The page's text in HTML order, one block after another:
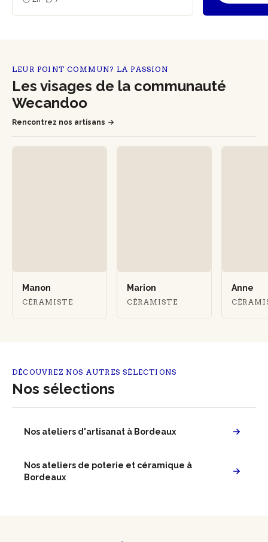
LEUR POINT COMMUN? LA PASSION
Les visages de la communauté
Wecandoo
Rencontrez nos artisans
Manon
CÉRAMISTE
Marion
CÉRAMISTE
Anne
DÉCOUVREZ NOS AUTRES SÉLECTIONS
Nos sélections
Nos ateliers d'artisanat à Bordeaux
Nos ateliers de poterie et céramique à
Bordeaux